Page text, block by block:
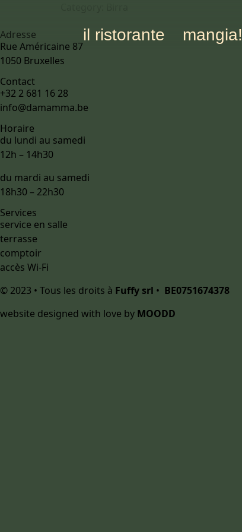
il ristorante mangia!
Adresse
Rue Américaine 87
1050 Bruxelles
Contact
+32 2 681 16 28
info@damamma.be
Horaire
du lundi au samedi
12h – 14h30
du mardi au samedi
18h30 – 22h30
Services
service en salle
terrasse
comptoir
accès Wi-Fi
© 2023 • Tous les droits à Fuffy srl • BE0751674378
website designed with love by MOODD